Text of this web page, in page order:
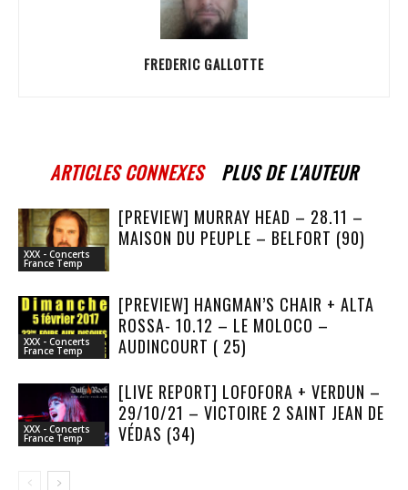
FREDERIC GALLOTTE
ARTICLES CONNEXES PLUS DE L'AUTEUR
XXX - Concerts
France Temp
[PREVIEW] MURRAY HEAD – 28.11 –
MAISON DU PEUPLE – BELFORT (90)
XXX - Concerts
France Temp
[PREVIEW] HANGMAN’S CHAIR + ALTA
ROSSA- 10.12 – LE MOLOCO –
AUDINCOURT ( 25)
XXX - Concerts
France Temp
[LIVE REPORT] LOFOFORA + VERDUN –
29/10/21 – VICTOIRE 2 SAINT JEAN DE
VÉDAS (34)